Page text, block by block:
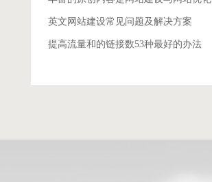
英文网站建设常见问题及解决方案
提高流量和的链接数53种最好的办法